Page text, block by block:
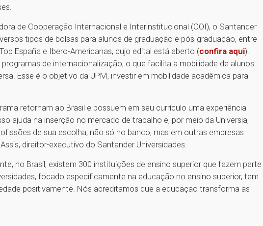
de Cooperação Internacional e Interinstitucional (COI), o Santander
tipos de bolsas para alunos de graduação e pós-graduação, entre
España e Ibero-Americanas, cujo edital está aberto (confira aqui).
de internacionalização, o que facilita a mobilidade de alunos
Esse é o objetivo da UPM, investir em mobilidade acadêmica para
retornam ao Brasil e possuem em seu currículo uma experiência
ajuda na inserção no mercado de trabalho e, por meio da Universia,
de sua escolha; não só no banco, mas em outras empresas
direitor-executivo do Santander Universidades.
no Brasil, existem 300 instituições de ensino superior que fazem parte
focado especificamente na educação no ensino superior, tem
positivamente. Nós acreditamos que a educação transforma as